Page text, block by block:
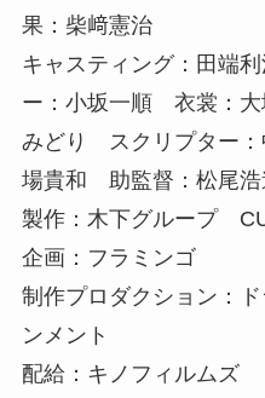
果：柴﨑憲治
キャスティング：田端
ー：小坂一順 衣裳：
みどり スクリプター
場貴和 助監督：松尾浩
製作：木下グループ
企画：フラミンゴ
制作プロダクション：
ンメント
配給：キノフィルムズ